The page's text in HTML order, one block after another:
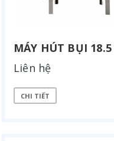
MÁY HÚT BỤI 18.5
Liên hệ
CHI TIẾT